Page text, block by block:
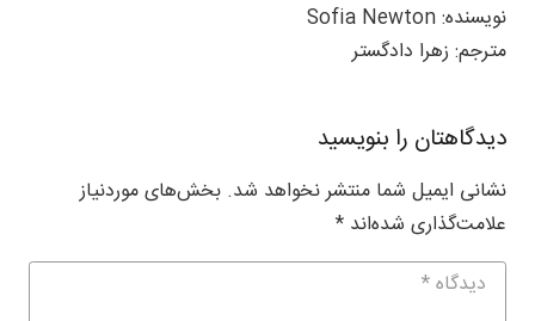
نویسنده: Sofia Newton
مترجم: زهرا دادگستر
دیدگاهتان را بنویسید
نشانی ایمیل شما منتشر نخواهد شد. بخش‌های موردنیاز
علامت‌گذاری شده‌اند *